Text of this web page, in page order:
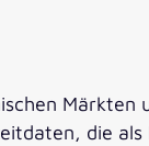
die als